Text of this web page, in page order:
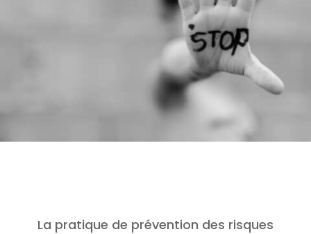
La pratique de prévention des risques